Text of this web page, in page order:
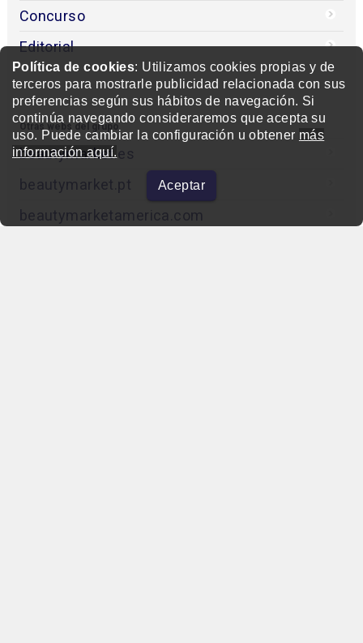
Política de cookies: Utilizamos cookies propias y de
terceros para mostrarle publicidad relacionada con sus
preferencias según sus hábitos de navegación. Si
continúa navegando consideraremos que acepta su
uso. Puede cambiar la configuración u obtener más
información aquí.
Aceptar
Concurso
Editorial
Otras webs del grupo
beautymarket.es
beautymarket.pt
beautymarketamerica.com